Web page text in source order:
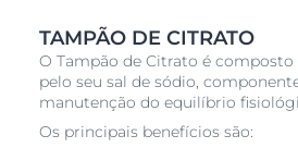
TAMPÃO DE CITRATO
O Tampão de Citrato é
pelo seu sal de sódio,
manutenção do equilíbrio
Os principais benefícios são: